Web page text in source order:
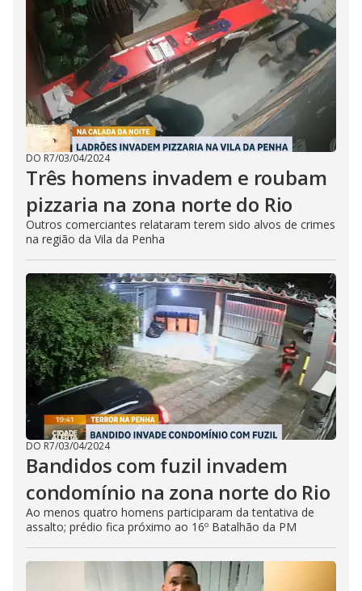
DO R7/03/04/2024
Três homens invadem e roubam
pizzaria na zona norte do Rio
Outros comerciantes relataram terem sido alvos de crimes
na região da Vila da Penha
DO R7/03/04/2024
Bandidos com fuzil invadem
condomínio na zona norte do Rio
Ao menos quatro homens participaram da tentativa de
assalto; prédio fica próximo ao 16º Batalhão da PM